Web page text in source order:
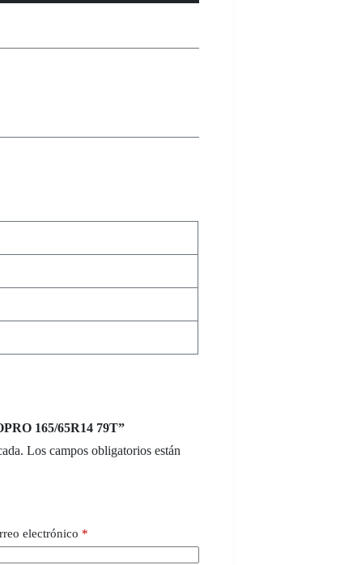
165/65R14 79T”
Los campos obligatorios están
electrónico *